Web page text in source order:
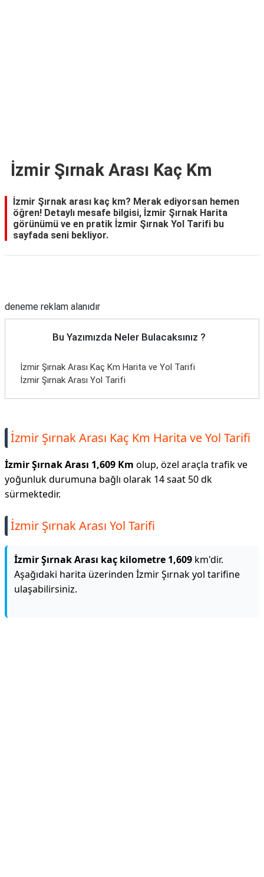
İzmir Şırnak Arası Kaç Km
İzmir Şırnak arası kaç km? Merak ediyorsan hemen
öğren! Detaylı mesafe bilgisi, İzmir Şırnak Harita
görünümü ve en pratik İzmir Şırnak Yol Tarifi bu
sayfada seni bekliyor.
deneme reklam alanıdır
Bu Yazımızda Neler Bulacaksınız ?
İzmir Şırnak Arası Kaç Km Harita ve Yol Tarifi
İzmir Şırnak Arası Yol Tarifi
İzmir Şırnak Arası Kaç Km Harita ve Yol Tarifi
İzmir Şırnak Arası 1,609 Km olup, özel araçla trafik ve
yoğunluk durumuna bağlı olarak 14 saat 50 dk
sürmektedir.
İzmir Şırnak Arası Yol Tarifi
İzmir Şırnak Arası kaç kilometre 1,609 km'dir.
Aşağıdaki harita üzerinden İzmir Şırnak yol tarifine
ulaşabilirsiniz.